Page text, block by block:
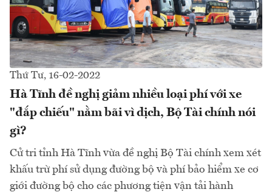
Thứ Tư, 16-02-2022
Hà Tĩnh đề nghị giảm nhiều loại phí với xe
"đắp chiếu" nằm bãi vì dịch, Bộ Tài chính nói
gì?
Cử tri tỉnh Hà Tĩnh vừa đề nghị Bộ Tài chính xem xét
khấu trừ phí sử dụng đường bộ và phí bảo hiểm xe cơ
giới đường bộ cho các phương tiện vận tải hành